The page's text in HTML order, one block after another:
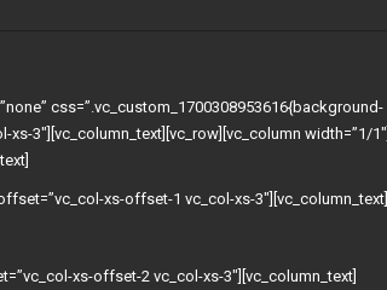
css=”.vc_custom_1700308953616{background-
3″][vc_column_text][vc_row][vc_column width=”1/1″]
xs-offset-1 vc_col-xs-3″][vc_column_text]
xs-offset-2 vc_col-xs-3″][vc_column_text]